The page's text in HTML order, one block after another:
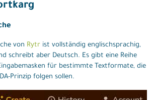
von Rytr ist vollständig englischsprachig,
schreibt aber Deutsch. Es gibt eine Reihe
für bestimmte Textformate, die
Prinzip folgen sollen.